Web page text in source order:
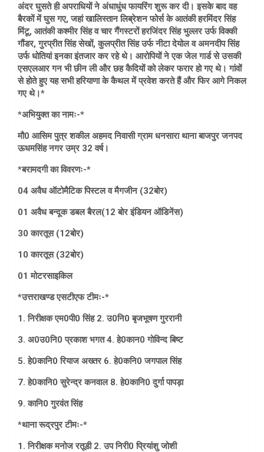
अंदर घुसते ही अपराधियों ने अंधाधुंध फायरिंग शुरू कर दी। इसके बाद वह
बैरकों में घुस गए, जहां खालिस्तान लिब्रेशन फोर्स के आतंकी हरमिंदर सिंह
मिंटू, आतंकी कश्मीर सिंह व चार गैंगस्टरों हरजिंदर सिंह भुल्लर उर्फ विक्की
गौंडर, गुरप्रीत सिंह सेखों, कुलप्रीत सिंह उर्फ नीटा देयोल व अमनदीप सिंह
उर्फ धोतियां इनका इंतजार कर रहे थे। आरोपियों ने एक जेल गार्ड से उसकी
एसएलआर गन भी छीन ली और छह कैदियों को लेकर फरार हो गए थे। गांवों
से होते हुए यह सभी हरियाणा के कैथल में प्रवेश करते हैं और फिर आगे निकल
गए थे।*
*अभियुक्त का नामः-*
मौ0 आसिम पुत्र शकील अहमद निवासी ग्राम धनसारा थाना बाजपुर जनपद
ऊधमसिंह नगर उम्र 32 वर्ष।
*बरामदगी का विवरणः-*
04 अवैध ऑटोमैटिक पिस्टल व मैगजीन (32बोर)
01 अवैध बन्दूक डबल बैरल(12 बोर इंडियन ऑडिनेंस)
30 कारतूस (12बोर)
10 कारतूस (32बोर)
01 मोटरसाइकिल
*उत्तराखण्ड एसटीएफ टीमः-*
1. निरीक्षक एम0पी0 सिंह 2. उ0नि0 बृजभूषण गुररानी
3. अ0उ0नि0 प्रकाश भगत 4. हे0कान0 गोविन्द बिष्ट
5. हे0कानि0 रियाज अख्तर 6. हे0कनि0 जगपाल सिंह
7. हे0कानि0 सुरेन्द्र कनवाल 8. हे0कानि0 दुर्गा पापड़ा
9. कानि0 गुरवंत सिंह
*थाना रूद्रपुर टीमः-*
1. निरीक्षक मनोज रतूडी 2. उप निरी0 प्रियांशु जोशी